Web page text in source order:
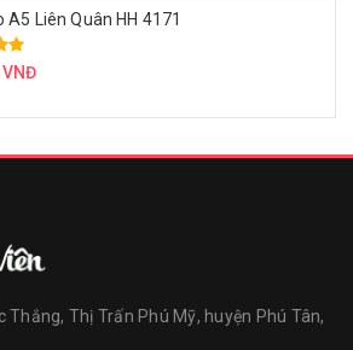
A5 Liên Quân HH 4171
Thắng, Thị Trấn Phú Mỹ, huyện Phú Tân,